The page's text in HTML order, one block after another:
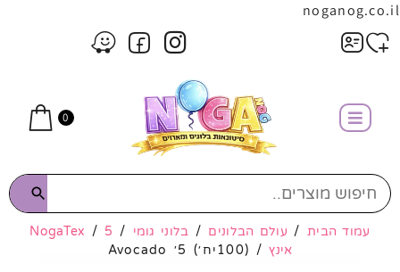
noganog.co.il
0
עמוד הבית / עולם הבלונים / בלוני גומי /
NogaTex / 5
אינץ/ (100יח׳) 5׳ Avocado